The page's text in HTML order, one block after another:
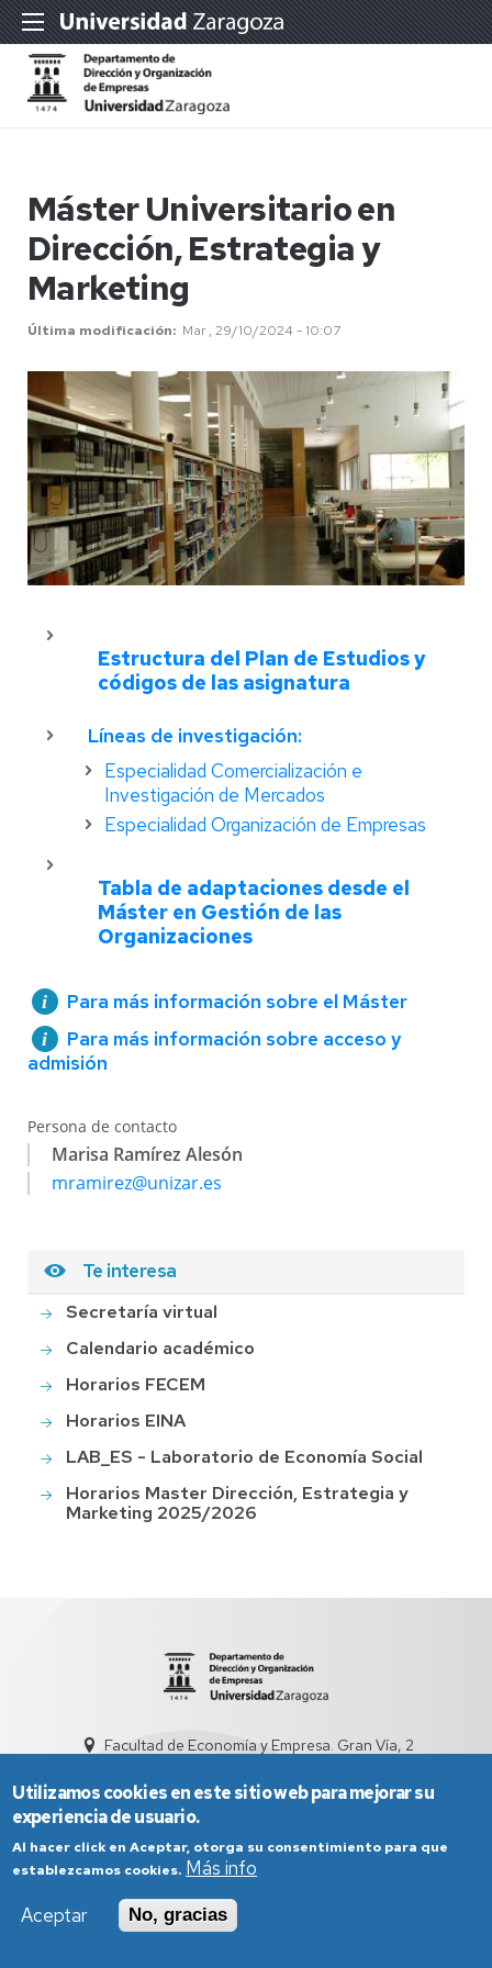
Máster Universitario en
Dirección, Estrategia y
Marketing
Última modificación Mar , 29/10/2024 - 10:07
Estructura del Plan de Estudios y
códigos de las asignatura
Líneas de investigación:
Especialidad Comercialización e
Investigación de Mercados
Especialidad Organización de Empresas
Tabla de adaptaciones desde el
Máster en Gestión de las
Organizaciones
Para más información sobre el Máster
Para más información sobre acceso y
admisión
Persona de contacto
Marisa Ramírez Alesón
mramirez@unizar.es
Te interesa
Secretaría virtual
Calendario académico
Horarios FECEM
Horarios EINA
LAB_ES - Laboratorio de Economía Social
Horarios Master Dirección, Estrategia y
Marketing 2025/2026
Facultad de Economía y Empresa. Gran Vía, 2
Aviso Legal
Condiciones generales de uso
Política de Privacidad
Utilizamos cookies en este sitio web para mejorar su
experiencia de usuario.
Al hacer click en Aceptar, otorga su consentimiento para que
establezcamos cookies. Más info
Aceptar
No, gracias